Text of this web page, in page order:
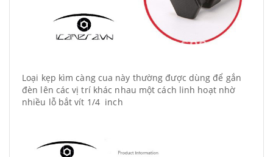
Loại kẹp kìm càng cua này thường được dùng để gắn
đèn lên các vị trí khác nhau một cách linh hoạt nhờ
nhiều lỗ bắt vít 1/4 inch